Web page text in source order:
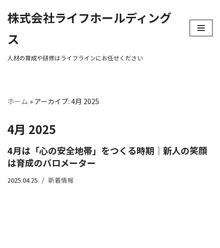
コ
ン
ン
ス
ッ
プ
株式会社ライフホールディング
ス
ホーム » アーカイブ: 4月 2025
4月 2025
4月は「心の安全地帯」をつくる時期｜新人の笑顔
は育成のバロメーター
2025.04.25 新着情報